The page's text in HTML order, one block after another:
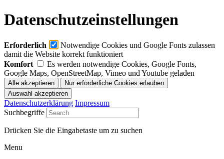
Datenschutzeinstellungen
Erforderlich
Notwendige Cookies und Google Fonts zulassen
damit die Website korrekt funktioniert
Komfort
Es werden notwendige Cookies, Google Fonts,
Google Maps, OpenStreetMap, Vimeo und Youtube geladen
Datenschutzerklärung Impressum
Suchbegriffe
Drücken Sie die Eingabetaste um zu suchen
Menu